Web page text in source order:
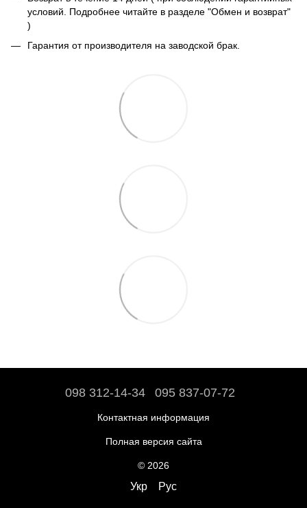
условий. Подробнее читайте в разделе "Обмен и возврат"
)
Гарантия от производителя на заводской брак.
098 312-14-34 095 837-07-72
Контактная информация
Полная версия сайта
© 2026
Укр Рус